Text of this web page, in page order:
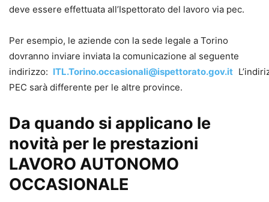
deve essere effettuata all’Ispettorato del lavoro via pec.
Per esempio, le aziende con la sede legale a Torino
dovranno inviare inviata la comunicazione al seguente
indirizzo: ITL.Torino.occasionali@ispettorato.gov.it
PEC sarà differente per le altre province.
Da quando si applicano le
novità per le prestazioni
LAVORO AUTONOMO
OCCASIONALE